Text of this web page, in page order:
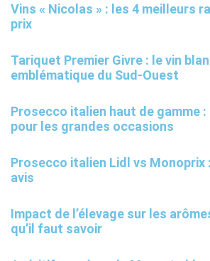
Vins « Nicolas » : les 4 meilleurs
prix
Tariquet Premier Givre : le vin
emblématique du Sud-Ouest
Prosecco italien haut de gamme :
pour les grandes occasions
Prosecco italien Lidl vs
avis
Impact de l’élevage sur les
qu’il faut savoir